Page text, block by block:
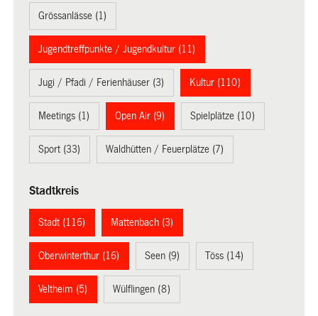
Grössanlässe (1)
Jugendtreffpunkte / Jugendkultur (11)
Jugi / Pfadi / Ferienhäuser (3) Kultur (110)
Meetings (1) Open Air (9) Spielplätze (10)
Sport (33) Waldhütten / Feuerplätze (7)
Stadtkreis
Stadt (116) Mattenbach (3)
Oberwinterthur (16) Seen (9) Töss (14)
Veltheim (5) Wülflingen (8)